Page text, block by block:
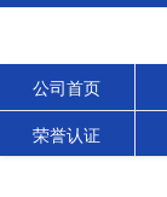
公司首页
荣誉认证